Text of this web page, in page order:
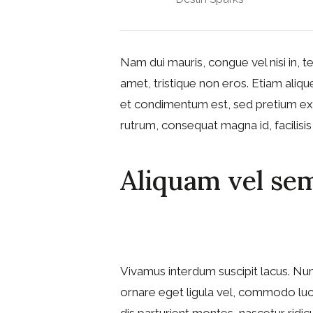
Nam dui mauris, congue vel nisi in,
amet, tristique non eros. Etiam
et condimentum est, sed pretium
rutrum, consequat magna id,
Aliquam vel
Vivamus interdum suscipit lacus.
ornare eget ligula vel, commodo